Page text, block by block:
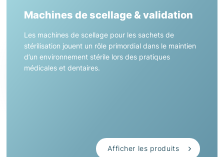
Machines de scellage & validation
Les machines de scellage pour les sachets de
stérilisation jouent un rôle primordial dans le maintien
d’un environnement stérile lors des pratiques
médicales et dentaires.
Afficher les produits